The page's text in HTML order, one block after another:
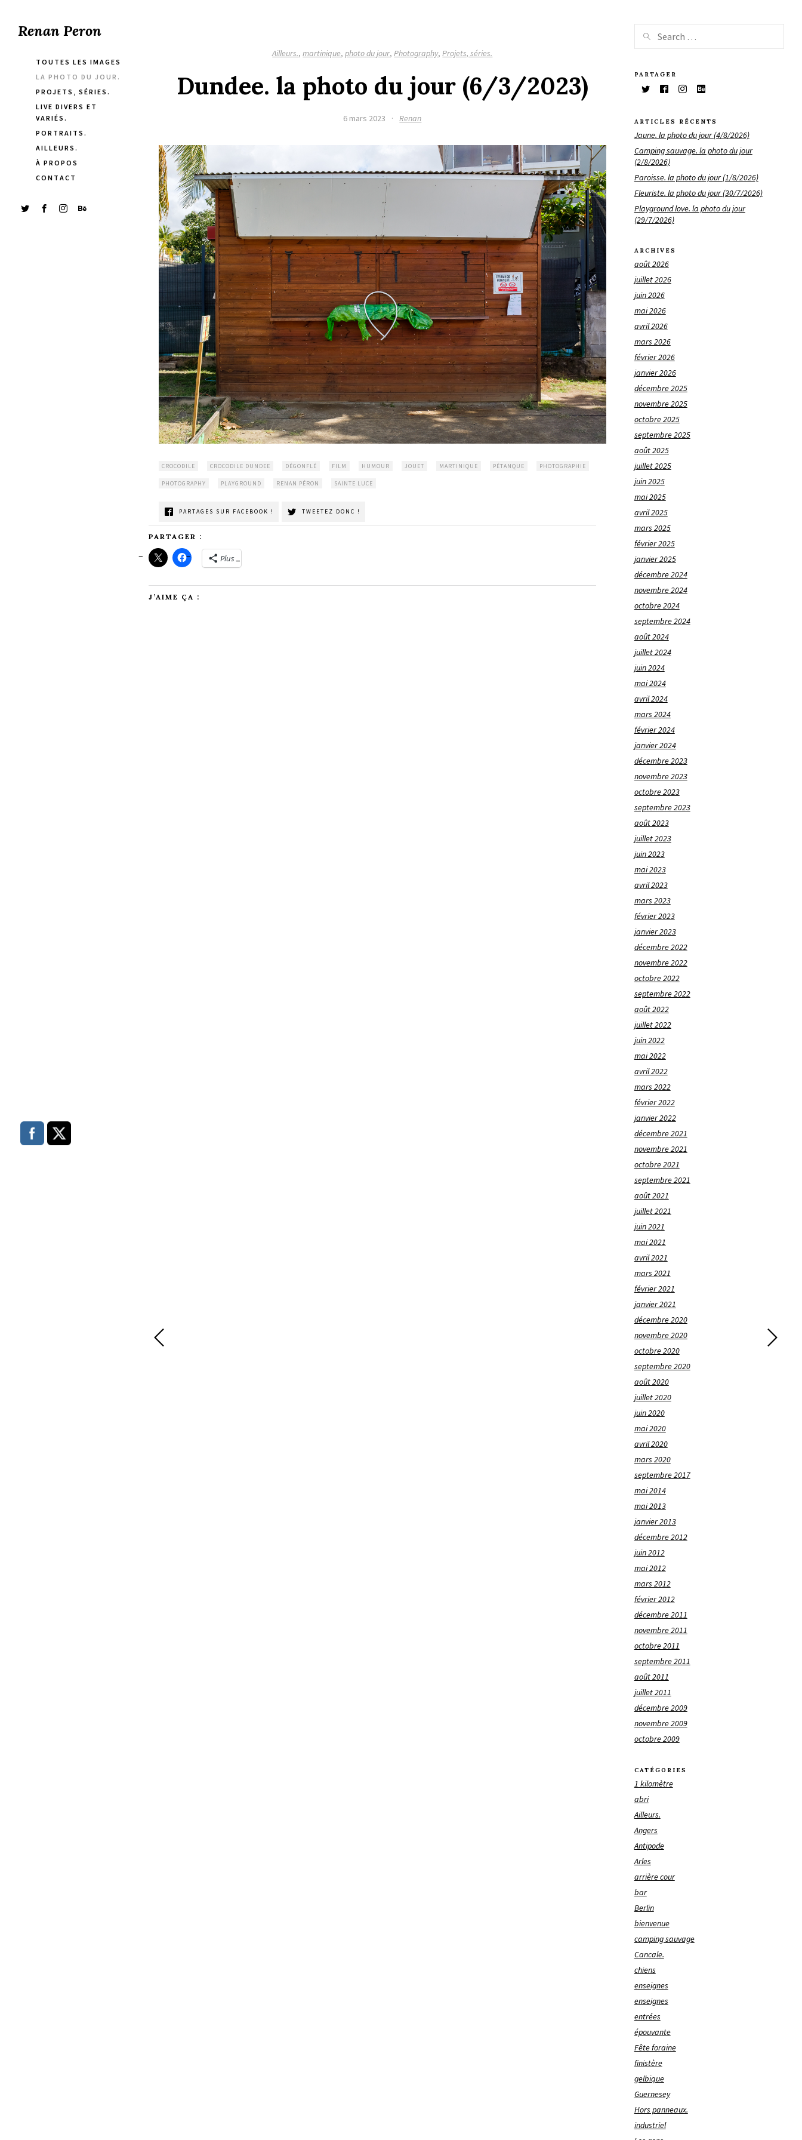
Renan Peron
TOUTES LES IMAGES
LA PHOTO DU JOUR.
PROJETS, SÉRIES.
LIVE DIVERS ET
VARIÉS.
PORTRAITS.
AILLEURS.
À PROPOS
CONTACT
Ailleurs.,martinique,photo du jour,Photography,Projets, séries.
Dundee. la photo du jour (6/3/2023)
6 mars 2023 · Renan
CROCODILE CROCODILE DUNDEE DÉGONFLÉ FILM HUMOUR JOUET MARTINIQUE PÉTANQUE PHOTOGRAPHIE
PHOTOGRAPHY PLAYGROUND RENAN PÉRON SAINTE LUCE
PARTAGES SUR FACEBOOK ! TWEETEZ DONC !
PARTAGER :
Plus
J’AIME ÇA :
PARTAGER
ARTICLES RÉCENTS
Jaune. la photo du jour (4/8/2026)
Camping sauvage. la photo du jour
(2/8/2026)
Paroisse. la photo du jour (1/8/2026)
Fleuriste. la photo du jour (30/7/2026)
Playground love. la photo du jour
(29/7/2026)
ARCHIVES
août 2026
juillet 2026
juin 2026
mai 2026
avril 2026
mars 2026
février 2026
janvier 2026
décembre 2025
novembre 2025
octobre 2025
septembre 2025
août 2025
juillet 2025
juin 2025
mai 2025
avril 2025
mars 2025
février 2025
janvier 2025
décembre 2024
novembre 2024
octobre 2024
septembre 2024
août 2024
juillet 2024
juin 2024
mai 2024
avril 2024
mars 2024
février 2024
janvier 2024
décembre 2023
novembre 2023
octobre 2023
septembre 2023
août 2023
juillet 2023
juin 2023
mai 2023
avril 2023
mars 2023
février 2023
janvier 2023
décembre 2022
novembre 2022
octobre 2022
septembre 2022
août 2022
juillet 2022
juin 2022
mai 2022
avril 2022
mars 2022
février 2022
janvier 2022
décembre 2021
novembre 2021
octobre 2021
septembre 2021
août 2021
juillet 2021
juin 2021
mai 2021
avril 2021
mars 2021
février 2021
janvier 2021
décembre 2020
novembre 2020
octobre 2020
septembre 2020
août 2020
juillet 2020
juin 2020
mai 2020
avril 2020
mars 2020
septembre 2017
mai 2014
mai 2013
janvier 2013
décembre 2012
juin 2012
mai 2012
mars 2012
février 2012
décembre 2011
novembre 2011
octobre 2011
septembre 2011
août 2011
juillet 2011
décembre 2009
novembre 2009
octobre 2009
CATÉGORIES
1 kilomètre
abri
Ailleurs.
Angers
Antipode
Arles
arrière cour
bar
Berlin
bienvenue
camping sauvage
Cancale.
chiens
enseignes
enseignes
entrées
épouvante
Fête foraine
finistère
gelbique
Guernesey
Hors panneaux.
industriel